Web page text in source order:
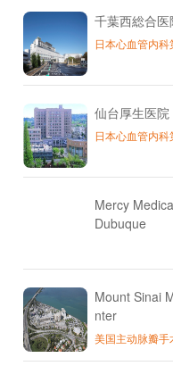
千葉西総合医
日本心血管内科
仙台厚生医院
日本心血管内科
Mercy
Dubuque
Mount Sinai
nter
美国主动脉瓣手